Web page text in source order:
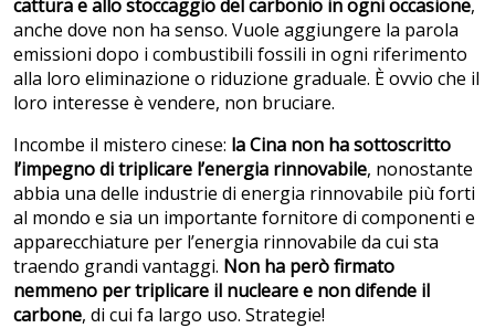
cattura e allo stoccaggio del carbonio in ogni occasione,
anche dove non ha senso. Vuole aggiungere la parola
emissioni dopo i combustibili fossili in ogni riferimento
alla loro eliminazione o riduzione graduale. È ovvio che il
loro interesse è vendere, non bruciare.
Incombe il mistero cinese: la Cina non ha sottoscritto
l’impegno di triplicare l’energia rinnovabile, nonostante
abbia una delle industrie di energia rinnovabile più forti
al mondo e sia un importante fornitore di componenti e
apparecchiature per l’energia rinnovabile da cui sta
traendo grandi vantaggi. Non ha però firmato
nemmeno per triplicare il nucleare e non difende il
carbone, di cui fa largo uso. Strategie!